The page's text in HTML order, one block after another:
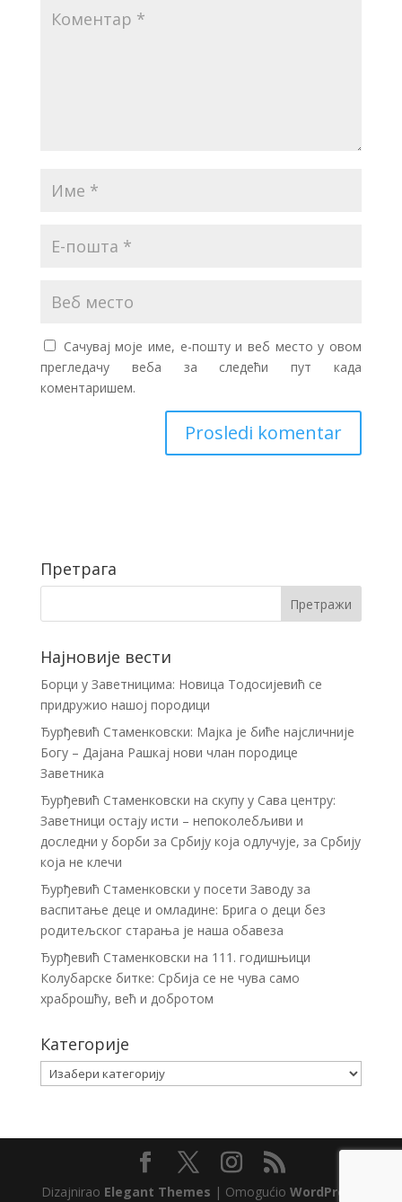
Сачувај моје име, е-пошту и веб место у овом
прегледачу веба за следећи пут када
коментаришем.
Претрага
Најновије вести
Борци у Заветницима: Новица Тодосијевић се
придружио нашој породици
Ђурђевић Стаменковски: Мајка је биће најсличније
Богу – Дајана Рашкај нови члан породице
Заветника
Ђурђевић Стаменковски на скупу у Сава центру:
Заветници остају исти – непоколебљиви и
доследни у борби за Србију која одлучује, за Србију
која не клечи
Ђурђевић Стаменковски у посети Заводу за
васпитање деце и омладине: Брига о деци без
родитељског старања је наша обавеза
Ђурђевић Стаменковски на 111. годишњици
Колубарске битке: Србија се не чува само
храброшћу, већ и добротом
Категорије
Категорије
Dizajnirao Elegant Themes | OmogućioWordPress